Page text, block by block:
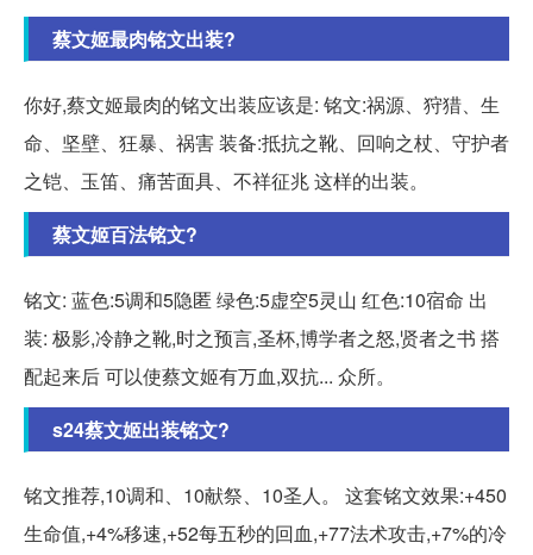
蔡文姬最肉铭文出装?
你好,蔡文姬最肉的铭文出装应该是: 铭文:祸源、狩猎、生
命、坚壁、狂暴、祸害 装备:抵抗之靴、回响之杖、守护者
之铠、玉笛、痛苦面具、不祥征兆 这样的出装。
蔡文姬百法铭文?
铭文: 蓝色:5调和5隐匿 绿色:5虚空5灵山 红色:10宿命 出
装: 极影,冷静之靴,时之预言,圣杯,博学者之怒,贤者之书 搭
配起来后 可以使蔡文姬有万血,双抗... 众所。
s24蔡文姬出装铭文?
铭文推荐,10调和、10献祭、10圣人。 这套铭文效果:+450
生命值,+4%移速,+52每五秒的回血,+77法术攻击,+7%的冷